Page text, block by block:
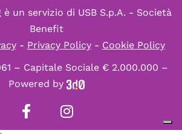
è un servizio di USB S.p.A. - Società
Benefit
- Privacy Policy- Cookie Policy
– Capitale Sociale € 2.000.000 –
Powered by